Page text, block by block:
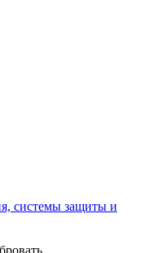
системы защиты и